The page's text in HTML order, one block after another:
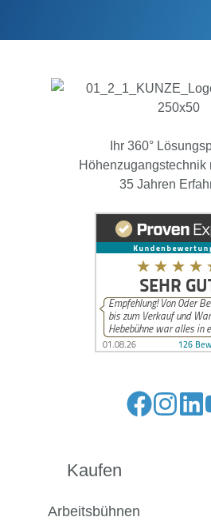
Ihr 360°
Höhenzugangstechnik
35 Jahren
Kaufen
Arbeitsbühnen